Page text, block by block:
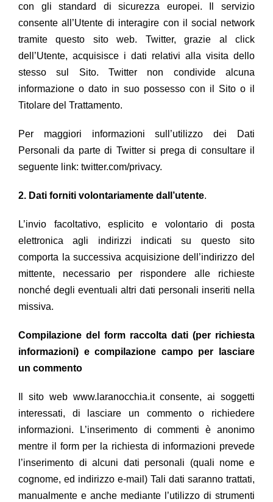
con gli standard di sicurezza europei. Il servizio
consente all’Utente di interagire con il social network
tramite questo sito web. Twitter, grazie al click
dell’Utente, acquisisce i dati relativi alla visita dello
stesso sul Sito. Twitter non condivide alcuna
informazione o dato in suo possesso con il Sito o il
Titolare del Trattamento.
Per maggiori informazioni sull’utilizzo dei Dati
Personali da parte di Twitter si prega di consultare il
seguente link: twitter.com/privacy.
2. Dati forniti volontariamente dall’utente.
L’invio facoltativo, esplicito e volontario di posta
elettronica agli indirizzi indicati su questo sito
comporta la successiva acquisizione dell’indirizzo del
mittente, necessario per rispondere alle richieste
nonché degli eventuali altri dati personali inseriti nella
missiva.
Compilazione del form raccolta dati (per richiesta
informazioni) e compilazione campo per lasciare
un commento
Il sito web www.laranocchia.it consente, ai soggetti
interessati, di lasciare un commento o richiedere
informazioni. L’inserimento di commenti è anonimo
mentre il form per la richiesta di informazioni prevede
l’inserimento di alcuni dati personali (quali nome e
cognome, ed indirizzo e-mail) Tali dati saranno trattati,
manualmente e anche mediante l’utilizzo di strumenti